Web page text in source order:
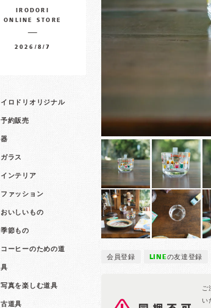
IRODORI
ONLINE STORE
2026/8/7
イロドリオリジナル
予約販売
器
ガラス
インテリア
ファッション
おいしいもの
季節もの
コーヒーのための道
具
写真を楽しむ道具
古道具
会員登録 LINEの友達登録
ご
い